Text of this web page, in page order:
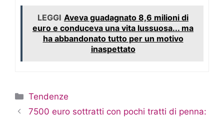
LEGGI Aveva guadagnato 8,6 milioni di
euro e conduceva una vita lussuosa... ma
ha abbandonato tutto per un motivo
inaspettato
Categorie
Tendenze
7500 euro sottratti con pochi tratti di penna: